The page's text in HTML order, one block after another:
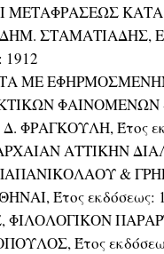
ΜΕΤΑΦΡΑΣΕΩΣ
ΣΤΑΜΑΤΙΑΔΗΣ,
1912
ΜΕ
ΦΑΙΝΟΜΕΝΩΝ -
ΦΡΑΓΚΟΥΛΗ, Έτος
ΑΤΤΙΚΗΝ
&
Έτος εκδόσεως:
Έτος